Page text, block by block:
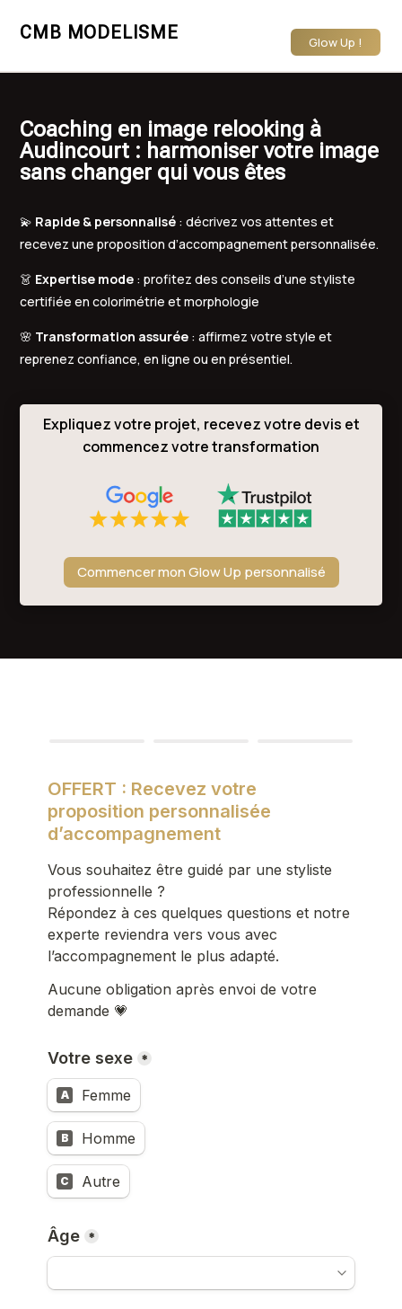
CMB MODELISME Glow Up !
Coaching en image relooking à
Audincourt : harmoniser votre image
sans changer qui vous êtes
💫 Rapide & personnalisé : décrivez vos attentes et
recevez une proposition d’accompagnement personnalisée.
👗 Expertise mode : profitez des conseils d’une styliste
certifiée en colorimétrie et morphologie
🌸 Transformation assurée : affirmez votre style et
reprenez confiance, en ligne ou en présentiel.
Expliquez votre projet, recevez votre devis et
commencez votre transformation
Commencer mon Glow Up personnalisé